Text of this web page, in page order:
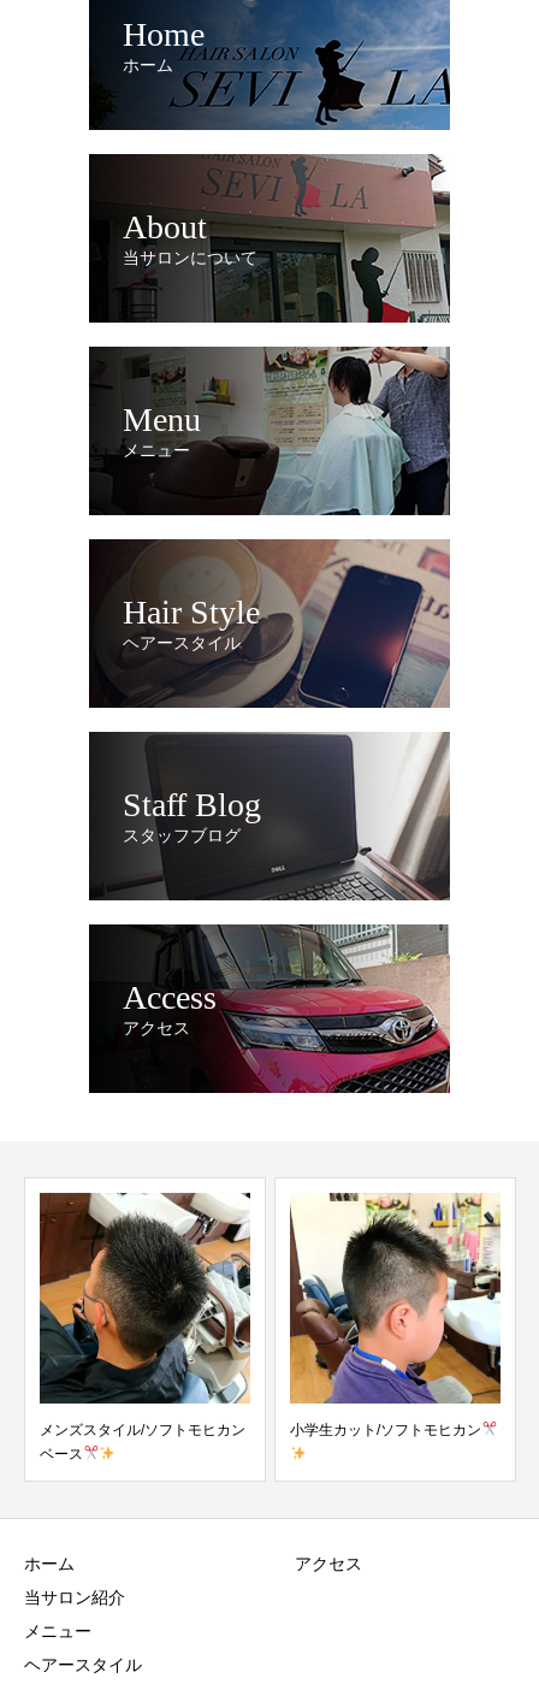
Home
ホーム
About
当サロンについて
Menu
メニュー
Hair Style
ヘアースタイル
Staff Blog
スタッフブログ
Access
アクセス
メンズスタイル/ソフトモヒカン
ベース
小学生カット/ソフトモヒカン
ホーム
当サロン紹介
メニュー
ヘアースタイル
アクセス